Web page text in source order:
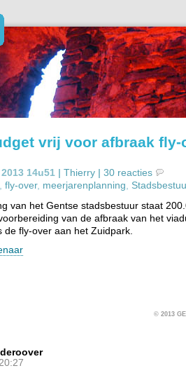
vrij voor afbraak fly-
14u51 | Thierry | 30 reacties
fly-over, meerjarenplanning
van het Gentse stadsbestuur staat
van de afbraak van het
de fly-over aan het Zuidpark.
© 2013